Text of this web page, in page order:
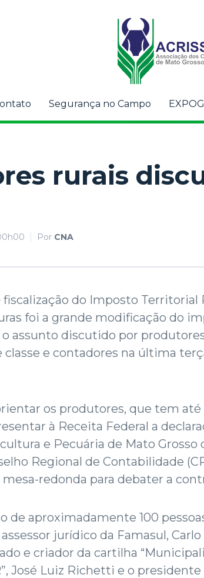
Segurança no Campo
rurais
Por CNA
do Imposto Territorial
foi a grande modificação do
o assunto discutido por
e contadores na última
os produtores, que tem até
à Receita Federal a
e Pecuária de Mato Grosso
Regional de Contabilidade
redonda para debater a
de aproximadamente 100
jurídico da Famasul,
e criador da cartilha
José Luiz Richetti e o presidente